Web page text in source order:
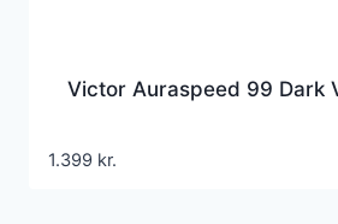
Victor Auraspeed 99 Dark
1.399 kr.